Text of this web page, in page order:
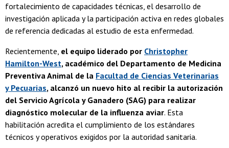
fortalecimiento de capacidades técnicas, el desarrollo de
investigación aplicada y la participación activa en redes globales
de referencia dedicadas al estudio de esta enfermedad.
Recientemente, el equipo liderado por Christopher
Hamilton-West, académico del Departamento de Medicina
Preventiva Animal de la Facultad de Ciencias Veterinarias
y Pecuarias, alcanzó un nuevo hito al recibir la autorización
del Servicio Agrícola y Ganadero (SAG) para realizar
diagnóstico molecular de la influenza aviar. Esta
habilitación acredita el cumplimiento de los estándares
técnicos y operativos exigidos por la autoridad sanitaria.